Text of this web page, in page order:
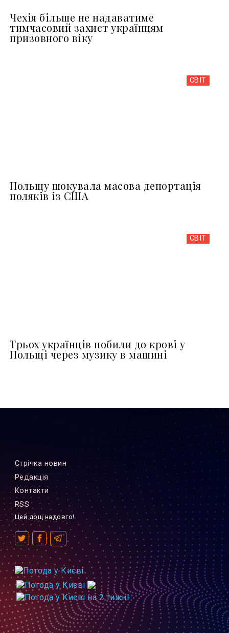
Чехія більше не надаватиме
тимчасовий захист українцям
призовного віку
СВІТ
Польщу шокувала масова депортація
поляків із США
СВІТ
Трьох українців побили до крові у
Польщі через музику в машині
Стрiчка новин
Редакцiя
Контакти
RSS
Цей дощ надовго!